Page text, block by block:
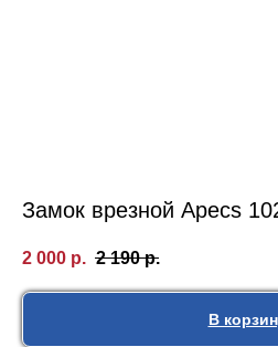
Замок врезной Apecs
2 000 р. 2 190 р.
В